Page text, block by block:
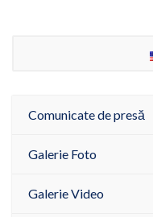
Comunicate de presă
Galerie Foto
Galerie Video